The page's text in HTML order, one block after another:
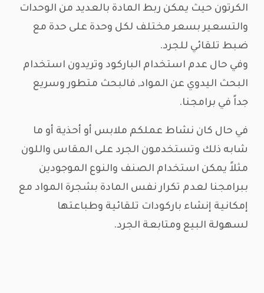
الكرتون حيث يمكن ربط المادة بالعديد من الوحدات
والتسعير بسعر مختلف لكل وحدة على حدة مع
ضبط تلقائي للجرد.
وفي حال عدم استخدام الباركود وتريدون استخدام
البحث اليدوي عن المواد, فالبحث متطور وسريع
جداً في برامجنا.
في حال كان نشاط عملكم ملابس أو أحذية أو ما
شابه ذلك وتستخدمون الجرد على المقاس واللون
مثلاً يمكن استخدام الصنف والنوع الموجودين
ببرامجنا لعدم تكرار نفس المادة بشجرة المواد مع
إمكانية إنشاء باركودات تلقائية وطباعتها
لسهولة البيع ومتابعة الجرد.